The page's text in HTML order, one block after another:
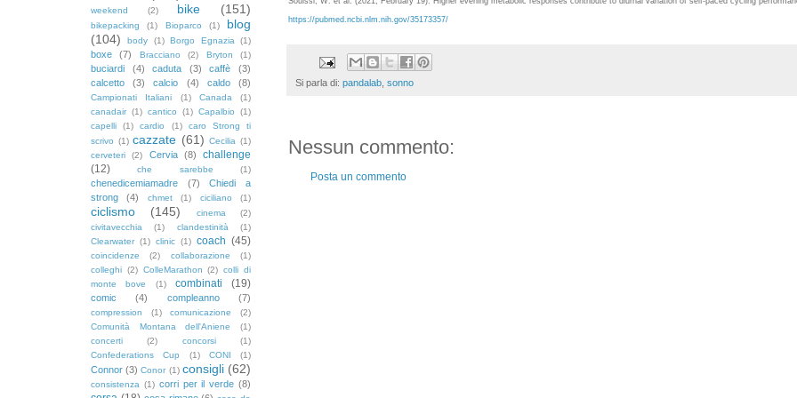
https://pubmed.ncbi.nlm.nih.gov/35173357/
Si parla di: pandalab sonno
Nessun commento:
Posta un commento
weekend
(2) bike (151)
bikepacking (1) Bioparco (1)
blog
(104)
body (1) Borgo Egnazia (1)
boxe (7) Bracciano (2) Bryton (1)
buciardi (4) caduta (3) caffè
(3)
calcetto
(3) calcio (4) caldo (8)
Campionati Italiani (1) Canada
(1)
canadair (1) cantico (1) Capalbio
(1)
capelli
(1) cardio (1)
caro Strong ti
scrivo (1) cazzate (61) Cecilia (1)
cerveteri
(2) Cervia (8)
challenge
(12)
che sarebbe (1)
chenedicemiamadre (7)
Chiedi a
strong
(4) chmet (1) ciciliano (1)
ciclismo (145) cinema
(2)
civitavecchia
(1) clandestinità
(1)
Clearwater (1) clinic (1) coach (45)
coincidenze (2) collaborazione
(1)
colleghi (2) ColleMarathon (2) colli di
monte bove
(1) combinati (19)
comic (4) compleanno (7)
compression (1) comunicazione
(2)
Comunità Montana dell'Aniene
(1)
concerti
(2) concorsi
(1)
Confederations Cup
(1) CONI (1)
Connor (3) Conor (1) consigli (62)
consistenza (1) corri per il verde (8)